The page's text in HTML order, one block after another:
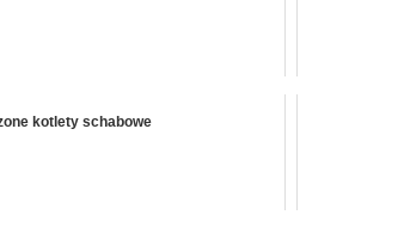
kotlety schabowe